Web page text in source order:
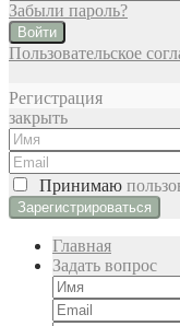
Забыли пароль?
Войти
Пользовательское
Регистрация
закрыть
Принимаю
Главная
Задать вопрос